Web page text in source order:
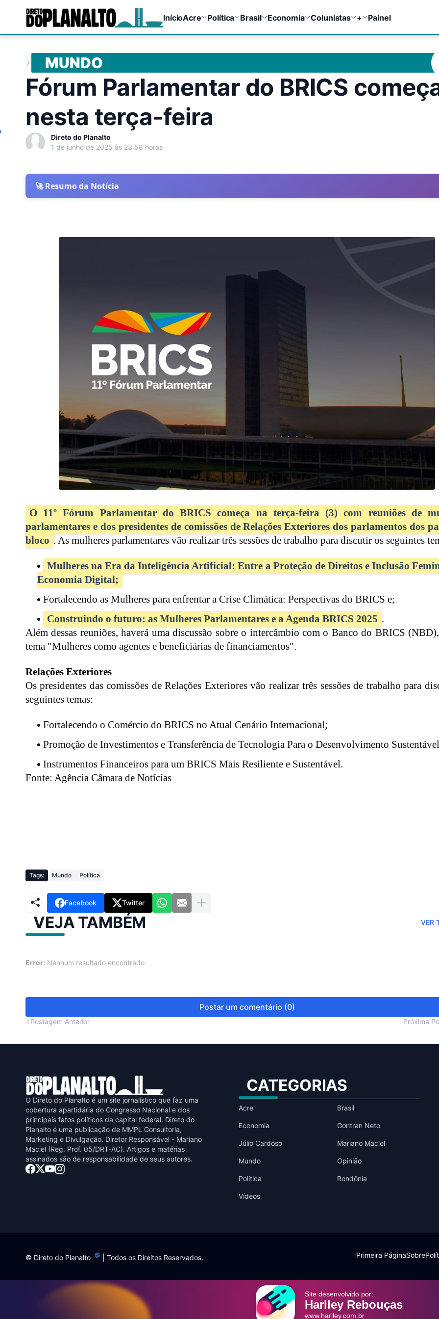
InícioAcre Política Brasil Economia Colunistas + Painel
MUNDO
Fórum Parlamentar do BRICS
nesta terça-feira
Direto do Planalto
1 de junho de 2025 às 23:58 horas
🚀 Resumo da Notícia
O 11º Fórum Parlamentar do BRICS começa na terça-feira (3) com reuniões de
parlamentares e dos presidentes de comissões de Relações Exteriores dos parlamentos dos
bloco . As mulheres parlamentares vão realizar três sessões de trabalho para discutir os seguintes
Mulheres na Era da Inteligência Artificial: Entre a Proteção de Direitos e Inclusão
Economia Digital;
Fortalecendo as Mulheres para enfrentar a Crise Climática: Perspectivas do BRICS e;
Construindo o futuro: as Mulheres Parlamentares e a Agenda BRICS 2025 .
Além dessas reuniões, haverá uma discussão sobre o intercâmbio com o Banco do BRICS
tema "Mulheres como agentes e beneficiárias de financiamentos".
Relações Exteriores
Os presidentes das comissões de Relações Exteriores vão realizar três sessões de trabalho para
seguintes temas:
Fortalecendo o Comércio do BRICS no Atual Cenário Internacional;
Promoção de Investimentos e Transferência de Tecnologia Para o Desenvolvimento
Instrumentos Financeiros para um BRICS Mais Resiliente e Sustentável.
Fonte: Agência Câmara de Notícias
Tags: Mundo Política
Facebook Twitter
VEJA TAMBÉM VER
Error: Nenhum resultado encontrado
Postar um comentário (0)
Postagem Anterior Próxima
Congresso Nacional
trabalhos nesta
O Direto do Planalto é um site jornalístico que faz uma
cobertura apartidária do Congresso Nacional e dos
principais fatos políticos da capital federal. Direto do
Planalto é uma publicaçāo de MMPL Consultoria,
Marketing e Divulgaçāo. Diretor Responsável - Mariano
Maciel (Reg. Prof. 05/DRT-AC). Artigos e matérias
assinados sāo de responsabilidade de seus autores.
CATEGORIAS
Acre Brasil
Economia Gontran Neto
Júlio Cardoso Mariano Maciel
Mundo Opinião
Política Rondônia
Vídeos
© Direto do Planalto | Todos os Direitos Reservados. Primeira PáginaSobre
Site desenvolvido por:
Harlley Rebouças
www.harlley.com.br